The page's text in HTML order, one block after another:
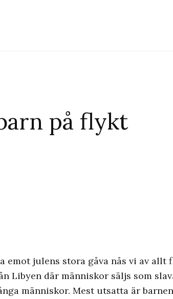
på flykt
emot julens stora gåva nås vi av allt
Libyen där människor säljs som
människor. Mest utsatta är